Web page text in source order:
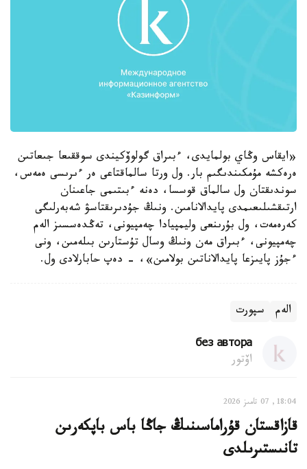
«ايقاس وڭاي بولمايدى، ءبىراق گولوۆكيندى سوققىعا جىعاتىن
ەرەكشە مۇمكىندىگىم بار. ول ورتا سالماقتاعى ەر ءىرىسى ەمەس،
سوندىقتان ول سالماق قوسسا، دەنە ءبىتىمى جاعىنان
ارتىقشىلىعىمدى پايدالانامىن. ونىڭ جۇدىرىقتاسۋ شەبەرلىگى
كەرەمەت، ول بۇرىنعى وليمپيادا چەمپيونى، تەڭدەسسىز الەم
چەمپيونى، ءبىراق مەن ونىڭ وسال تۇستارىن بىلەمىن، ونى
ءجۇز پايىزعا پايدالاناتىن بولامىن»، - دەپ حابارلادى ول.
الەم سپورت
без автора
اۆتور
18:04, 07 تامىز 2026
قازاقستان قۇراماسىنىڭ جاڭا باس باپكەرىن
تانىستىرىلدى